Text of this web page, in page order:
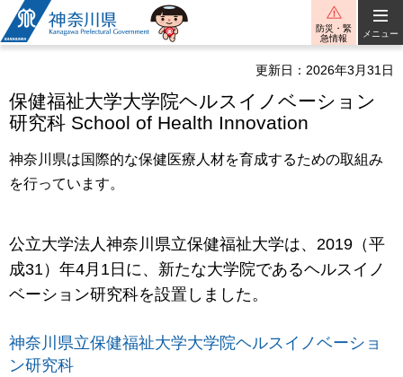
神奈川県
防災・緊
急情報
メニュー
更新日：2026年3月31日
保健福祉大学大学院ヘルスイノベーション
研究科 School of Health Innovation
神奈川県は国際的な保健医療人材を育成するための取組み
を行っています。
公立大学法人神奈川県立保健福祉大学は、2019（平
成31）年4月1日に、新たな大学院であるヘルスイノ
ベーション研究科を設置しました。
神奈川県立保健福祉大学大学院ヘルスイノベーショ
ン研究科